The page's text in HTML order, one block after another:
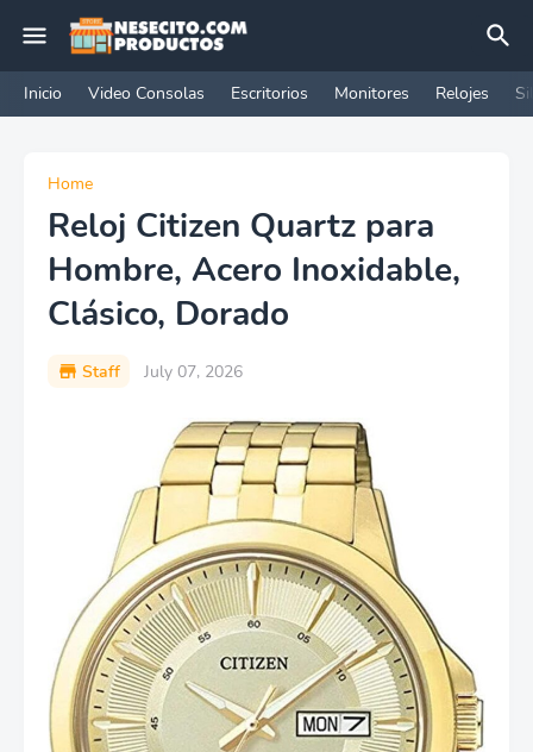
Inicio Video Consolas Escritorios Monitores Relojes
Home
Reloj Citizen Quartz para
Hombre, Acero Inoxidable,
Clásico, Dorado
Staff July 07, 2026